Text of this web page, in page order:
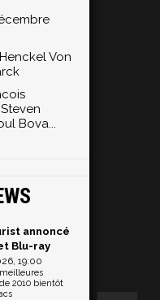
Von
Bova...
annoncé
Blu-ray
19:00
2010 bientôt